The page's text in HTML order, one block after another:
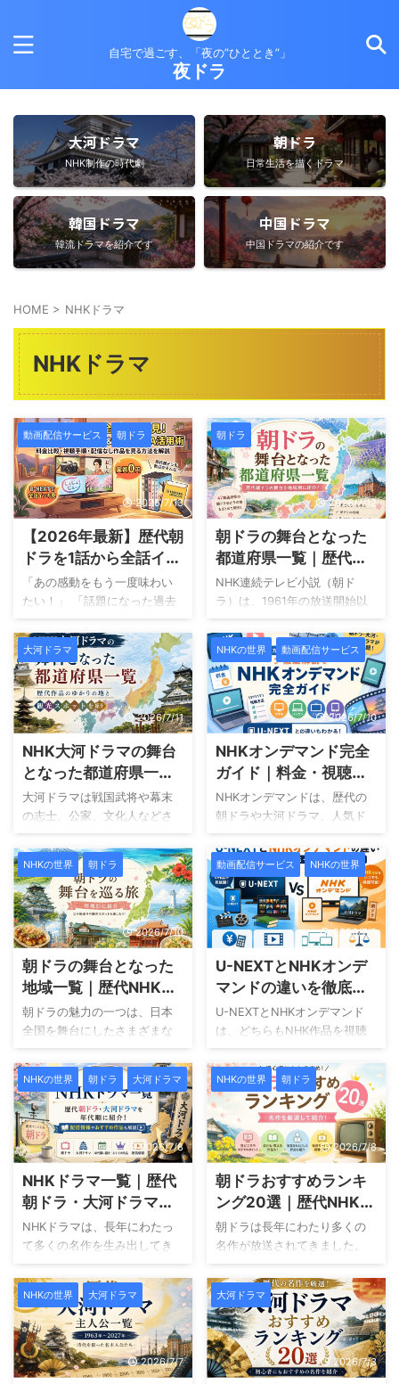
自宅で過ごす、「夜の”ひととき”」
夜ドラ
大河ドラマ
NHK制作の時代劇
朝ドラ
日常生活を描くドラマ
韓国ドラマ
韓流ドラマを紹介です
中国ドラマ
中国ドラマの紹介です
HOME > NHKドラマ
NHKドラマ
動画配信サービス 朝ドラ
2026/7/13
【2026年最新】歴代朝
ドラを1話から全話イッ
キ見できる動画配信サ
ービス比較！
「あの感動をもう一度味わい
たい！」 「話題になった過去
の朝ドラを、1話から最終回ま
でじっくりイッキ見したい」
そのようにお考えではありま
せんか？ 毎朝の楽しみである
NHKの連続テレビ小説（朝ド
ラ）は、一度見逃してしまう
と途中の話が分からなくなっ
てしまいますよね。 無料の動
画配信サービスである
ら朝ドラの過去の作品は配信
されていません。 また、NHK
「NHKプラス」も、放送終了
後から1週間しか視聴すること
ができない仕組みになってい
ます。 では、数ヶ月前や数 ...
朝ドラ
2026/7/12
朝ドラの舞台となった
都道府県一覧｜歴代
NHK連続テレビ小説の
主な舞台・聖地を紹介
NHK連続テレビ小説（朝ド
ラ）は、1961年の放送開始以
来、日本各地を舞台に多くの
名作を生み出してきました。
北海道の雄大な自然から沖縄
の文化まで、それぞれの地域
ならではの風景や歴史、暮ら
しが描かれ、放送終了後も
「聖地巡礼」を楽しむ方が増
えています。 一方で、「自分
の住んでいる都道府県が舞台
先が舞台の作品を見たい」と
いう方も多いのではないでし
の舞台を基準に、歴代朝ドラ
を都道府県別に整理しまし
た。 また、「主な舞台」「主
要な場面の舞台」「関連地
域」の3つ ...
大河ドラマ
2026/7/11
NHK大河ドラマの舞台
となった都道府県一覧
｜歴代作品のゆかりの
地と観光スポットを紹
介
大河ドラマは戦国武将や幕末
の志士、公家、文化人などさ
まざまな人物を主人公として
おり、日本各地が物語の舞台
となっています。 滋賀県や京
都府、東京都のように何度も
舞台になっている地域もあれ
ば、一作品のみ登場する地域
もあります。 この記事では、
歴代NHK大河ドラマの主な舞
台を都道府県ごとに一覧で紹
楽しみたい方や、大河ドラマ
の世界をもっと深く知りたい
ドラマを探している方へ 大河
ドラマだけでなく、朝ドラも
含めてNHKドラマ全体を知り
たい方は、NHKドラマ一覧 ...
NHKの世界 動画配信サービス
2026/7/10
NHKオンデマンド完全
ガイド｜料金・視聴方
法・配信作品・U-
NEXTとの違いを徹底解
説
NHKオンデマンドは、歴代の
朝ドラや大河ドラマ、人気ド
ラマ、ドキュメンタリーなど
を好きな時間に楽しめる動画
配信サービスです。 しかし、
「料金はいくら？」「U-NEXT
でも見られる？」「無料で視
聴できる方法はある？」な
ど、利用前に気になる点も多
いでしょう。 この記事では、
NHKオンデマンドの仕組みや
デメリット、U-NEXTとの違い
をわかりやすく解説します。
い方や、自分に合った視聴方
法を探している方は、ぜひ参
考にしてください。 NHKオン
デマンドとは？ ...
NHKの世界 朝ドラ
2026/7/10
朝ドラの舞台となった
地域一覧｜歴代NHK連
続テレビ小説を都道府
県別に紹介
朝ドラの魅力の一つは、日本
全国を舞台にしたさまざまな
物語を楽しめることです。 北
海道の雄大な自然から沖縄の
美しい海まで、それぞれの地
域ならではの風景や文化、
人々の暮らしが丁寧に描かれ
ています。 作品をきっかけに
地域の魅力を知り、実際に訪
れてみたいと思った方も多い
のではないでしょうか。 この
となった地域をエリア別に紹
介します。 各作品の舞台や見
ているので、気になる地域や
作品を見つける参考にしてく
ださい。 また、作品ごとの詳
しいあらすじやキャスト、感
想などを ...
動画配信サービス NHKの世界
2026/7/9
U-NEXTとNHKオンデ
マンドの違いを徹底比
較｜料金・作品数・お
すすめの人をわかりや
すく解説
U-NEXTとNHKオンデマンド
は、どちらもNHK作品を視聴
できるサービスですが、料金
や視聴できる作品、利用方法
には違いがあります。 「朝ド
ラや大河ドラマだけ見たいな
らどちらがいい？」 「映画や
韓国ドラマも見たい場合
は？」 このような疑問を持つ
方も多いでしょう。 この記事
では、U-NEXTとNHKオンデマ
品、メリット・デメリットな
どの項目ごとに比較します。
うな人に向いているのかも紹
介しますので、自分に合った
動画配信サービス選びの参考
にしてください。 U- ...
NHKの世界 朝ドラ 大河ドラマ
2026/7/8
NHKドラマ一覧｜歴代
朝ドラ・大河ドラマを
年代順に紹介！配信情
報やおすすめ作品も解
説
NHKドラマは、長年にわたっ
て多くの名作を生み出してき
ました。 中でも、連続テレビ
小説（朝ドラ）と大河ドラマ
は、NHKを代表する人気シリ
ーズとして幅広い世代に親し
まれています。 家族の絆や夢
を描く心温まる物語から、日
本の歴史を壮大なスケールで
NHKの世界 朝ドラ
2026/7/8
朝ドラおすすめランキ
ング20選｜歴代NHK連
続テレビ小説の名作を
ランキング形式で紹介
朝ドラは長年にわたり多くの
名作が放送されてきました。
これまでに１００作品以上が
制作されており、それぞれに
異なる時代背景や魅力的な主
人公、心に残る物語がありま
す。 そのため、「どの作品か
ら見ればよいのか分からな
い」と迷う方も多いのではな
NHKの世界 大河ドラマ
2026/7/7
大河ドラマ
2026/7/3